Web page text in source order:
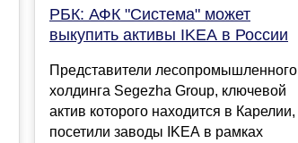
РБК: АФК "Система" может
выкупить активы IKEA в России
Представители лесопромышленного
холдинга Segezha Group, ключевой
актив которого находится в Карелии,
посетили заводы IKEA в рамках